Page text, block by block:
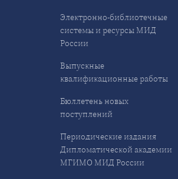
Электронно-библиотечные
системы и ресурсы МИД
России
Выпускные
квалификационные работы
Бюллетень новых
поступлений
Периодические издания
Дипломатической академии
МГИМО МИД России